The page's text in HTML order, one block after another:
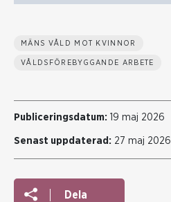
MÄNS VÅLD MOT KVINNOR
VÅLDSFÖREBYGGANDE ARBETE
Publiceringsdatum: 19 maj 2026
Senast uppdaterad: 27 maj 2026
Dela